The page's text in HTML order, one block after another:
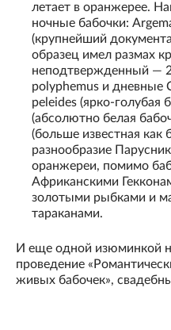
летает в оранжерее.
ночные бабочки:
(крупнейший
образец имел размах
неподтвержденный —
polyphemus и дневные
peleides (ярко-голубая
(абсолютно белая
(больше известная как
разнообразие
оранжереи, помимо
Африканскими
золотыми рыбками и
тараканами.
И еще одной изюминкой
проведение
живых бабочек»,